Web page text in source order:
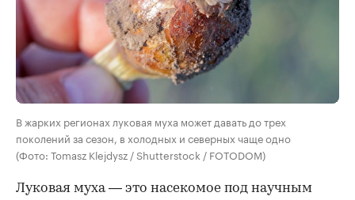
В жарких регионах луковая муха может давать до трех
поколений за сезон, в холодных и северных чаще одно
(Фото: Tomasz Klejdysz / Shutterstock / FOTODOM)
Луковая муха — это насекомое под научным